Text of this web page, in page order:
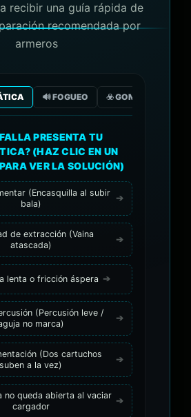
recibir una guía rápida de
recomendada por
armeros
🔊 FOGUEO ☣️ GOMA/GAS CO2
PRESENTA TU
(HAZ CLIC EN UN
VER LA SOLUCIÓN)
(Encasquilla al subir
bala)
de extracción (Vaina
atascada)
lenta o fricción áspera
(Percusión leve /
no marca)
(Dos cartuchos
suben a la vez)
no queda abierta al vaciar
cargador